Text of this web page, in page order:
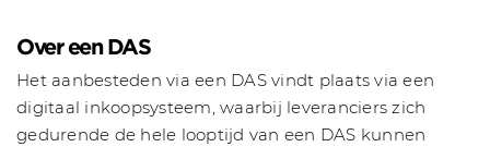
Over een DAS
Het aanbesteden via een DAS vindt plaats via een
digitaal inkoopsysteem, waarbij leveranciers zich
gedurende de hele looptijd van een DAS kunnen